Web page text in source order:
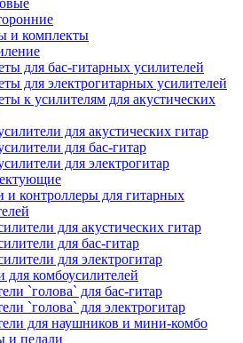
и комплекты
для бас-гитарных усилителей
для электрогитарных усилителей
к усилителям для акустических
для акустических гитар
для бас-гитар
для электрогитар
и контроллеры для гитарных
для акустических гитар
для бас-гитар
для электрогитар
для комбоусилителей
`голова` для бас-гитар
`голова` для электрогитар
для наушников и мини-комбо
и педали